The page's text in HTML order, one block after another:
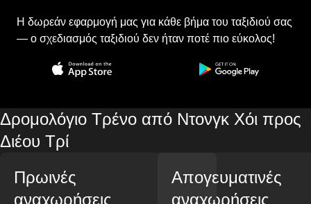
Η δωρεάν εφαρμογή μας για κάθε βήμα του ταξιδιού σας
— ο σχεδιασμός ταξιδιού δεν ήταν ποτέ πιο εύκολος!
Δρομολόγιο Τρένο από Ντονγκ Χόι προς
Διέου Τρί
Πρωινές
αναχωρήσεις
Απογευματινές
αναχωρήσεις